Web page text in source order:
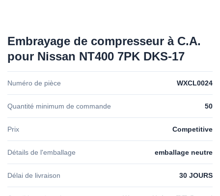
Embrayage de compresseur à C.A.
pour Nissan NT400 7PK DKS-17
Numéro de pièce WXCL0024
Quantité minimum de commande 50
Prix Competitive
Détails de l'emballage emballage neutre
Délai de livraison 30 JOURS